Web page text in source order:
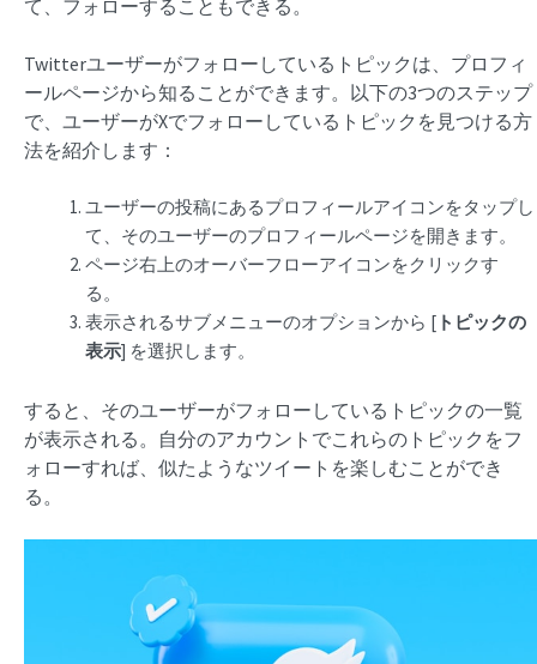
て、フォローすることもできる。
Twitterユーザーがフォローしているトピックは、プロフィ
ールページから知ることができます。以下の3つのステップ
で、ユーザーがXでフォローしているトピックを見つける方
法を紹介します：
ユーザーの投稿にあるプロフィールアイコンをタップし
て、そのユーザーのプロフィールページを開きます。
ページ右上のオーバーフローアイコンをクリックす
る。
表示されるサブメニューのオプションから [ トピックの
表示] を選択します。
すると、そのユーザーがフォローしているトピックの一覧
が表示される。自分のアカウントでこれらのトピックをフ
ォローすれば、似たようなツイートを楽しむことができ
る。